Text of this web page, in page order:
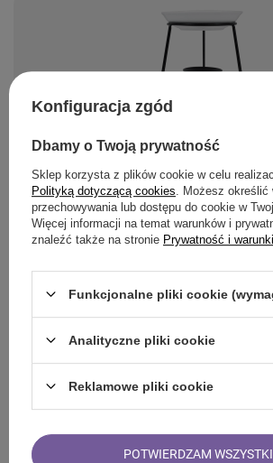
Kominek aromaterapeutyczny –
Wygaszacz świec – Siedem Czakr
PROMOCJA
Konfiguracja zgód
Dbamy o Twoją prywatność
Sklep korzysta z plików cookie w celu
Polityką dotyczącą cookies . Możesz określić
przechowywania lub dostępu do cookie w
Więcej informacji na temat warunków i
znaleźć także na stronie Prywatność i
Funkcjonalne pliki cookie
Analityczne pliki cookie
Reklamowe pliki cookie
POTWIERDZAM